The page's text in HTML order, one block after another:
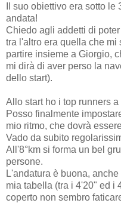
Il suo obiettivo era sotto
andata!
Chiedo agli addetti di
tra l'altro era quella che mi
partire insieme a Giorgio,
mi dirà di aver perso la
dello start).
Allo start ho i top runners a
Posso finalmente
mio ritmo, che dovrà
Vado da subito
All'8°km si forma un bel
persone.
L'andatura è buona,
mia tabella (tra i 4'20" ed i
coperto non sembro